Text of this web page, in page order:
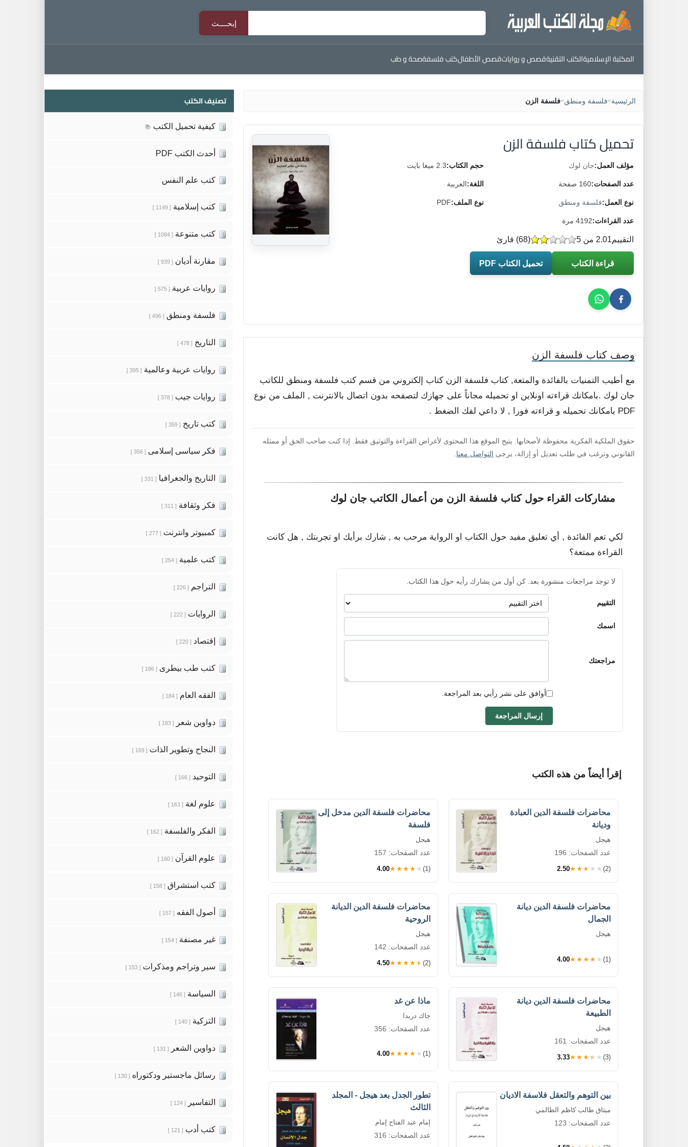
المكتبة الإسلاميةالكتب التقنيةقصص و رواياتقصص الأطفالكتب فلسفةصحة و طب
الرئيسية>فلسفة ومنطق>فلسفة الزن
تحميل كتاب فلسفة الزن
مؤلف العمل:جان لوك حجم الكتاب:2.3 ميغا بايت
عدد الصفحات:160 صفحة اللغة:العربية
نوع العمل:فلسفة ومنطق نوع الملف:PDF
عدد القراءات:4192 مرة
التقييم (
68) قارئ 2.01 من 5
قراءة الكتاب تحميل الكتاب PDF
وصف كتاب فلسفة الزن
مع أطيب التمنيات بالفائدة والمتعة, كتاب فلسفة الزن كتاب إلكتروني من قسم كتب فلسفة ومنطق للكاتب
جان لوك .بامكانك قراءته اونلاين او تحميله مجاناً على جهازك لتصفحه بدون اتصال بالانترنت , الملف من نوع
PDF بامكانك تحميله و قراءته فورا , لا داعي لفك الضغط .
حقوق الملكية الفكرية محفوظة لأصحابها. يتيح الموقع هذا المحتوى لأغراض القراءة والتوثيق فقط. إذا كنت صاحب الحق أو ممثله
القانوني وترغب في طلب تعديل أو إزالة، يرجى التواصل معنا
مشاركات القراء حول كتاب فلسفة الزن من أعمال الكاتب جان لوك
لكي تعم الفائدة , أي تعليق مفيد حول الكتاب او الرواية مرحب به , شارك برأيك او تجربتك , هل كانت
القراءة ممتعة؟
لا توجد مراجعات منشورة بعد. كن أول من يشارك رأيه حول هذا الكتاب.
التقييم
اسمك
مراجعتك
أوافق على نشر رأيي بعد المراجعة.
إرسال المراجعة
إقرأ أيضاً من هذه الكتب
محاضرات فلسفة الدين العبادة
وديانة
هيجل
عدد الصفحات: 196
2.50★★★★★ (2)
محاضرات فلسفة الدين مدخل إلى
فلسفة
هيجل
عدد الصفحات: 157
4.00★★★★★ (1)
محاضرات فلسفة الدين ديانة
الجمال
هيجل
4.00★★★★★ (1)
محاضرات فلسفة الدين الديانة
الروحية
هيجل
عدد الصفحات: 142
4.50★★★★★ (2)
محاضرات فلسفة الدين ديانة
الطبيعة
هيجل
عدد الصفحات: 161
3.33★★★★★ (3)
ماذا عن غد
جاك دريدا
عدد الصفحات: 356
4.00★★★★★ (1)
بين التوهم والتعقل فلاسفة الاديان
ميثاق طالب كاظم الظالمي
عدد الصفحات: 123
تطور الجدل بعد هيجل - المجلد
الثالث
إمام عبد الفتاح إمام
عدد الصفحات: 316
تصنيف الكتب
كيفية تحميل الكتب 📚
أحدث الكتب PDF
كتب علم النفس
كتب إسلامية [ 1149 ]
كتب متنوعة [ 1084 ]
مقارنة أديان [ 939 ]
روايات عربية [ 575 ]
فلسفة ومنطق [ 496 ]
التاريخ [ 478 ]
روايات عربية وعالمية [ 395 ]
روايات جيب [ 378 ]
كتب تاريخ [ 359 ]
فكر سياسى إسلامى [ 356 ]
التاريخ والجغرافيا [ 331 ]
فكر وثقافة [ 311 ]
كمبيوتر وانترنت [ 277 ]
كتب علمية [ 254 ]
التراجم [ 226 ]
الروايات [ 222 ]
إقتصاد [ 220 ]
كتب طب بيطرى [ 186 ]
الفقه العام [ 184 ]
دواوين شعر [ 183 ]
النجاح وتطوير الذات [ 169 ]
التوحيد [ 166 ]
علوم لغة [ 163 ]
الفكر والفلسفة [ 162 ]
علوم القرآن [ 160 ]
كتب استشراق [ 158 ]
أصول الفقه [ 157 ]
غير مصنفة [ 154 ]
سير وتراجم ومذكرات [ 153 ]
السياسة [ 146 ]
التزكية [ 140 ]
دواوين الشعر [ 131 ]
رسائل ماجستير ودكتوراه [ 130 ]
التفاسير [ 124 ]
كتب أدب [ 121 ]